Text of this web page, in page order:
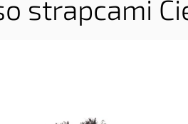
strapcami